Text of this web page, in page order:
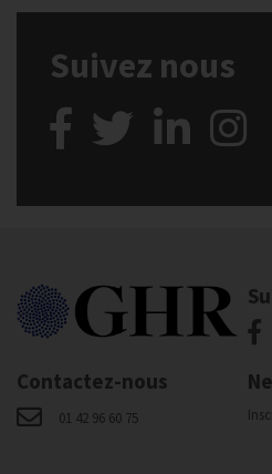
Suivez nous
Contactez-nous
01 42 96 60 75